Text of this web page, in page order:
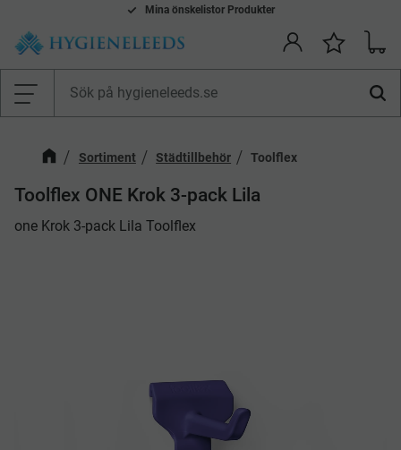
Meny
Mina önskelistor Produkter
Smidiga betalsätt: Faktura, Kort, Swish & Klarna
Sortiment Städtillbehör Toolflex
Toolflex ONE Krok 3-pack Lila
​one Krok 3-pack Lila Toolflex